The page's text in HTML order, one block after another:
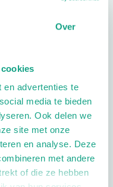
Over
en advertenties te
media te bieden
Ook delen we
site met onze
en analyse. Deze
met andere
of die ze hebben
Wellness